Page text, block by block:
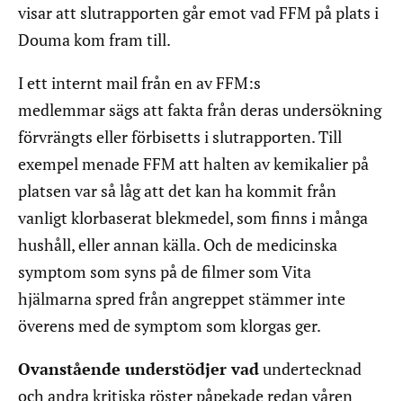
visar att slutrapporten går emot vad FFM på plats i
Douma kom fram till.
I ett internt mail från en av FFM:s
medlemmar sägs att fakta från deras undersökning
förvrängts eller förbisetts i slutrapporten. Till
exempel menade FFM att halten av kemikalier på
platsen var så låg att det kan ha kommit från
vanligt klorbaserat blekmedel, som finns i många
hushåll, eller annan källa. Och de medicinska
symptom som syns på de filmer som Vita
hjälmarna spred från angreppet stämmer inte
överens med de symptom som klorgas ger.
Ovanstående understödjer vadundertecknad
och andra kritiska röster påpekade redan våren